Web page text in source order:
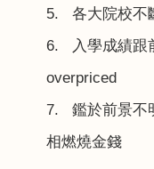
5. 各大院校不
6.
入學成績跟
overpriced
7. 鑑於前景不
相燃燒金錢